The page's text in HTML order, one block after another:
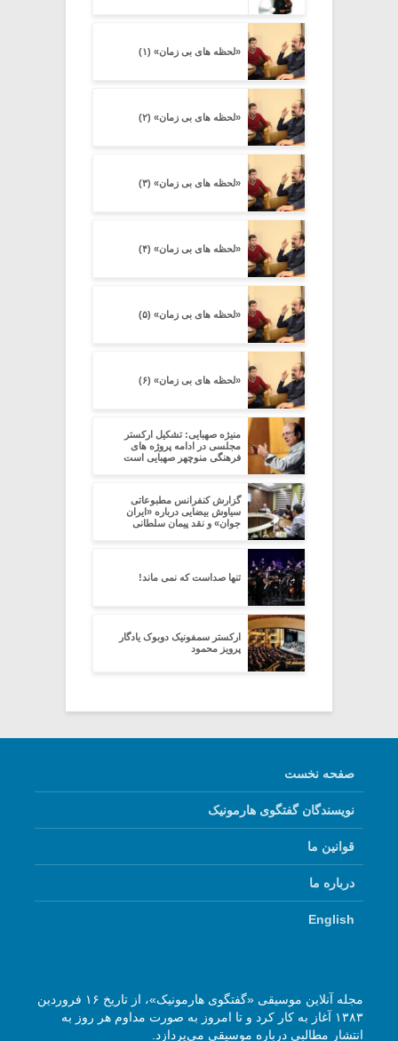
«لحظه های بی زمان» (۱)
«لحظه های بی زمان» (۲)
«لحظه های بی زمان» (۳)
«لحظه های بی زمان» (۴)
«لحظه های بی زمان» (۵)
«لحظه های بی زمان» (۶)
منیژه صهبایی: تشکیل ارکستر
مجلسی در ادامه پروژه های
فرهنگی منوچهر صهبایی است
گزارش کنفرانس مطبوعاتی
سیاوش بیضایی درباره «ایران
جوان» و نقد پیمان سلطانی
تنها صداست که نمی ماند!
ارکستر سمفونیک دوبوک یادگار
پرویز محمود
صفحه نخست
نویسندگان گفتگوی هارمونیک
قوانین ما
درباره ما
English
مجله آنلاین موسیقی «گفتگوی هارمونیک»، از تاریخ ۱۶ فروردین
۱۳۸۳ آغاز به کار کرد و تا امروز به صورت مداوم هر روز به
انتشار مطالبی درباره موسیقی می‌پردازد.